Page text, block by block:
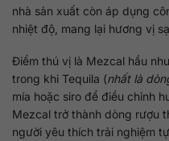
nhà sản xuất còn áp dụng
nhiệt độ, mang lại hương vị
Điểm thú vị là Mezcal hầu
trong khi Tequila (nhất là
mía hoặc siro để điều chỉnh
Mezcal trở thành dòng rượu
người yêu thích trải nghiệm